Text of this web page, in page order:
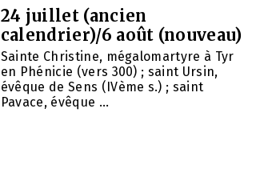
24 juillet (ancien
calendrier)/6 août (nouveau)
Sainte Christine, mégalomartyre à Tyr
en Phénicie (vers 300) ; saint Ursin,
évêque de Sens (IVème s.) ; saint
Pavace, évêque ...